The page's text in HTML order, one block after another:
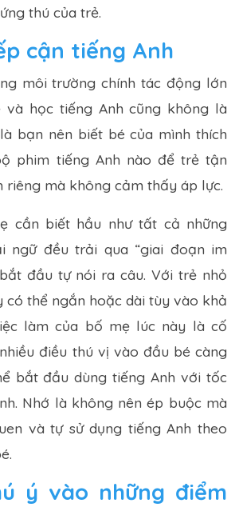
thú của trẻ.
cận tiếng Anh
môi trường chính tác động lớn
học tiếng Anh cũng không là
bạn nên biết bé của mình thích
phim tiếng Anh nào để trẻ tận
riêng mà không cảm thấy áp lực.
cần biết hầu như tất cả những
ngữ đều trải qua “giai đoạn im
đầu tự nói ra câu. Với trẻ nhỏ
có thể ngắn hoặc dài tùy vào khả
làm của bố mẹ lúc này là cố
điều thú vị vào đầu bé càng
bắt đầu dùng tiếng Anh với tốc
Nhớ là không nên ép buộc mà
và tự sử dụng tiếng Anh theo
ý vào những điểm